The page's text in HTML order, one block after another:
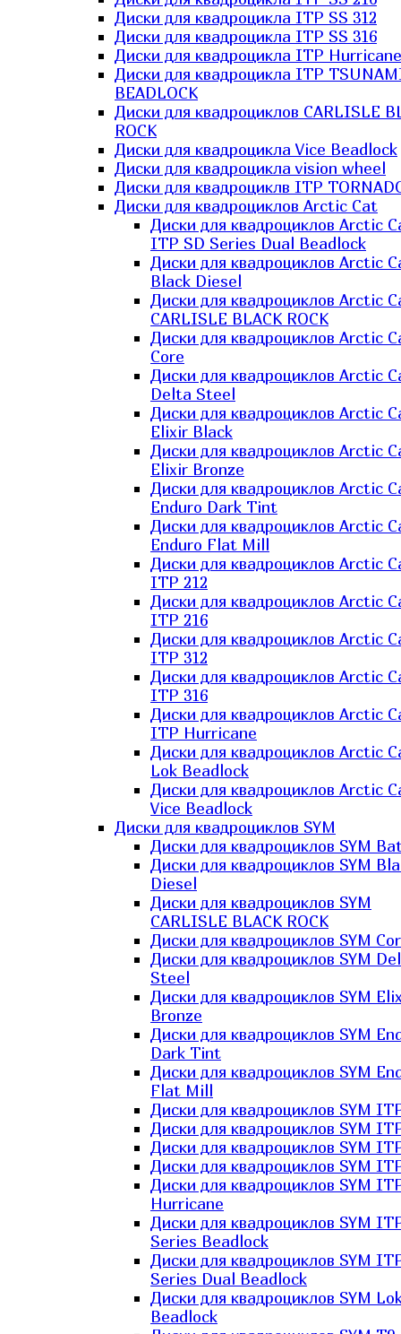
Диски для квадроцикла ITP SS 312
Диски для квадроцикла ITP SS 316
Диски для квадроцикла ITP Hurricane
Диски для квадроцикла ITP
BEADLOCK
Диски для квадроциклов CARLISLE
ROCK
Диски для квадроцикла Vice Beadlock
Диски для квадроцикла vision wheel
Диски для квадроциклв ITP
Диски для квадроциклов Arctic Cat
Диски для квадроциклов Arctic
ITP SD Series Dual Beadlock
Диски для квадроциклов Arctic
Black Diesel
Диски для квадроциклов Arctic
CARLISLE BLACK ROCK
Диски для квадроциклов Arctic
Core
Диски для квадроциклов Arctic
Delta Steel
Диски для квадроциклов Arctic
Elixir Black
Диски для квадроциклов Arctic
Elixir Bronze
Диски для квадроциклов Arctic
Enduro Dark Tint
Диски для квадроциклов Arctic
Enduro Flat Mill
Диски для квадроциклов Arctic
ITP 212
Диски для квадроциклов Arctic
ITP 216
Диски для квадроциклов Arctic
ITP 312
Диски для квадроциклов Arctic
ITP 316
Диски для квадроциклов Arctic
ITP Hurricane
Диски для квадроциклов Arctic
Lok Beadlock
Диски для квадроциклов Arctic
Vice Beadlock
Диски для квадроциклов SYM
Диски для квадроциклов SYM
Диски для квадроциклов SYM
Diesel
Диски для квадроциклов SYM
CARLISLE BLACK ROCK
Диски для квадроциклов SYM
Диски для квадроциклов SYM
Steel
Диски для квадроциклов SYM
Bronze
Диски для квадроциклов SYM
Dark Tint
Диски для квадроциклов SYM
Flat Mill
Диски для квадроциклов SYM
Диски для квадроциклов SYM
Диски для квадроциклов SYM
Диски для квадроциклов SYM
Диски для квадроциклов SYM
Hurricane
Диски для квадроциклов SYM
Series Beadlock
Диски для квадроциклов SYM
Series Dual Beadlock
Диски для квадроциклов SYM
Beadlock